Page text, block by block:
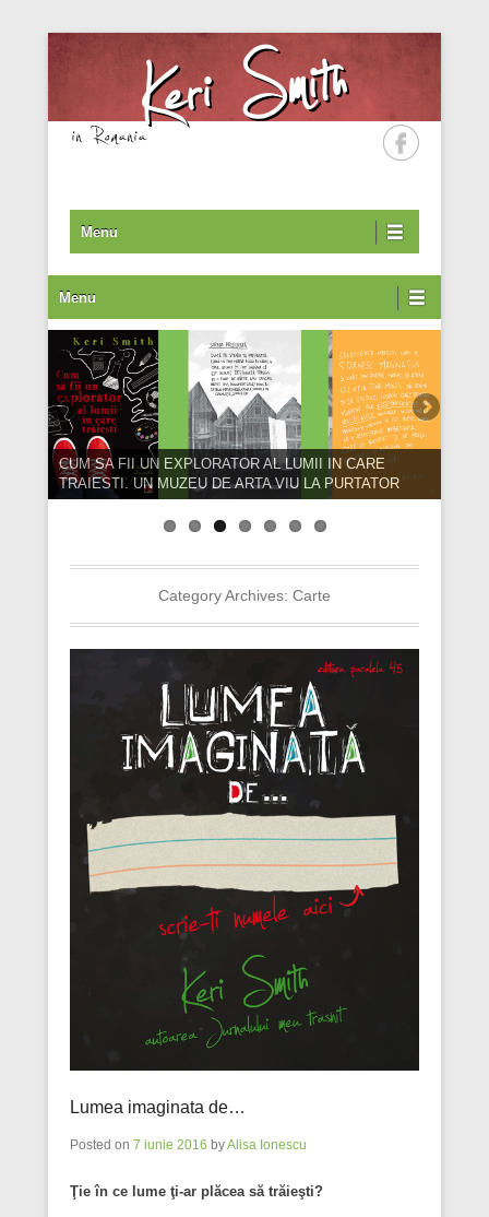
Keri Smith
in Romania
Primary Menu
Skip to content
Menu
Secondary Menu
Menu
CUM SA FII UN EXPLORATOR AL LUMII IN CARE
TRAIESTI. UN MUZEU DE ARTA VIU LA PURTATOR
Category Archives: Carte
Lumea imaginata de…
Posted on 7 iunie 2016 byAlisa Ionescu
Ţie în ce lume ţi-ar plăcea să trăieşti?